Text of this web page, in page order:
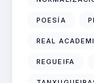
POESÍA
REAL
REGUEIFA